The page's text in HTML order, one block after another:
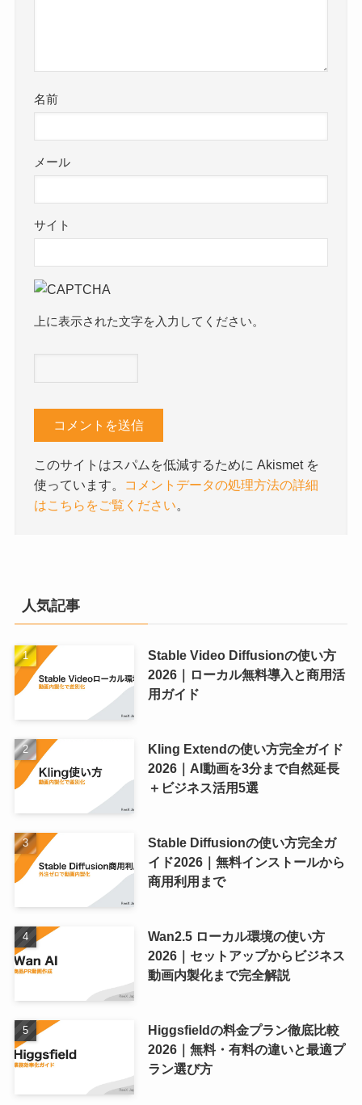
名前
メール
サイト
上に表示された文字を入力してください。
このサイトはスパムを低減するために Akismet を
使っています。
コメントデータの処理方法の詳細
はこちらをご覧ください。
人気記事
Stable Video Diffusionの使い方
2026｜ローカル無料導入と商用活
用ガイド
Kling Extendの使い方完全ガイド
2026｜AI動画を3分まで自然延長
＋ビジネス活用5選
Stable Diffusionの使い方完全ガ
イド2026｜無料インストールから
商用利用まで
Wan2.5 ローカル環境の使い方
2026｜セットアップからビジネス
動画内製化まで完全解説
Higgsfieldの料金プラン徹底比較
2026｜無料・有料の違いと最適プ
ラン選び方